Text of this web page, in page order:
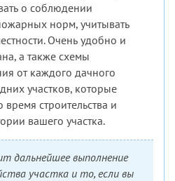
о соблюдении
норм, учитывать
Очень удобно и
а также схемы
от каждого дачного
участков, которые
строительства и
вашего участка.
дальнейшее выполнение
участка и то, если вы